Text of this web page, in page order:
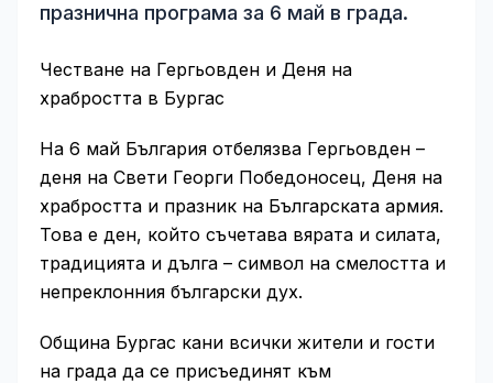
празнична програма за 6 май в града.
Честване на Гергьовден и Деня на
храбростта в Бургас
На 6 май България отбелязва Гергьовден –
деня на Свети Георги Победоносец, Деня на
храбростта и празник на Българската армия.
Това е ден, който съчетава вярата и силата,
традицията и дълга – символ на смелостта и
непреклонния български дух.
Община Бургас кани всички жители и гости
на града да се присъединят към